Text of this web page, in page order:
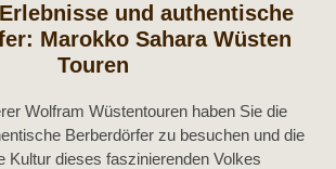
und authentische
Marokko Sahara Wüsten
Touren
Wolfram Wüstentouren haben Sie die
Berberdörfer zu besuchen und die
Kultur dieses faszinierenden Volkes